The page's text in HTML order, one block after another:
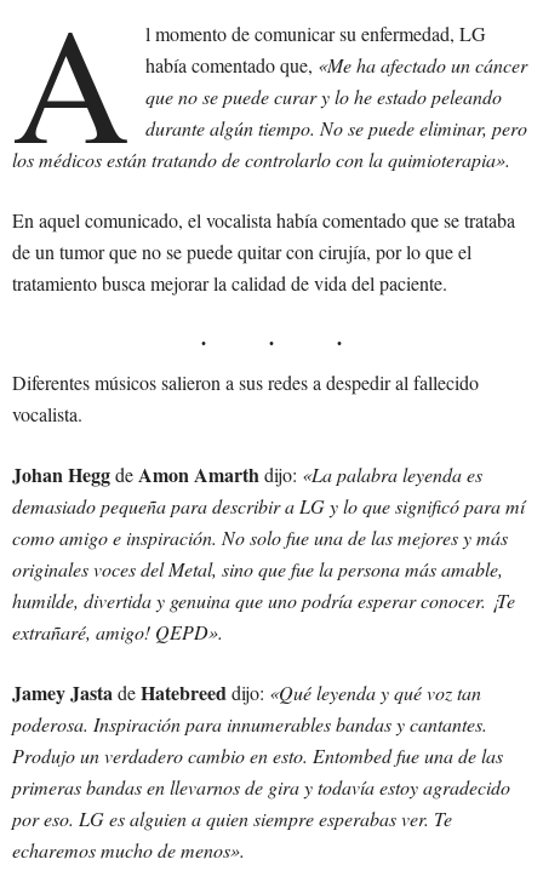
A
l momento de comunicar su enfermedad, LG
había comentado que, «Me ha afectado un cáncer
que no se puede curar y lo he estado peleando
durante algún tiempo. No se puede eliminar, pero
los médicos están tratando de controlarlo con la quimioterapia».
En aquel comunicado, el vocalista había comentado que se trataba
de un tumor que no se puede quitar con cirujía, por lo que el
tratamiento busca mejorar la calidad de vida del paciente.
Diferentes músicos salieron a sus redes a despedir al fallecido
vocalista.
Johan HeggdeAmon Amarthdijo: «La palabra leyenda es
demasiado pequeña para describir a LG y lo que significó para mí
como amigo e inspiración. No solo fue una de las mejores y más
originales voces del Metal, sino que fue la persona más amable,
humilde, divertida y genuina que uno podría esperar conocer. ¡Te
extrañaré, amigo! QEPD».
Jamey JastadeHatebreeddijo: «Qué leyenda y qué voz tan
poderosa. Inspiración para innumerables bandas y cantantes.
Produjo un verdadero cambio en esto. Entombed fue una de las
primeras bandas en llevarnos de gira y todavía estoy agradecido
por eso. LG es alguien a quien siempre esperabas ver. Te
echaremos mucho de menos».